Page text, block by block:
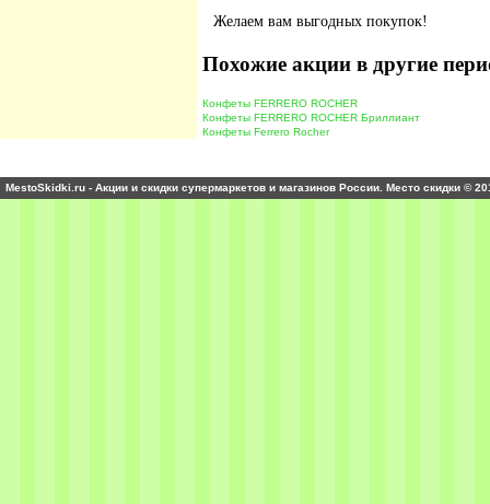
Желаем вам выгодных покупок!
Похожие акции в другие
Конфеты FERRERO ROCHER
Конфеты FERRERO ROCHER Бриллиант
Конфеты Ferrero Rocher
MestoSkidki.ru - Акции и скидки супермаркетов и магазинов России. Место скидки ©